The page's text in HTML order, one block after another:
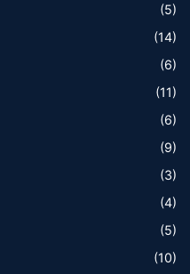
(5)
(14)
(6)
(11)
(6)
(9)
(3)
(4)
(5)
(10)